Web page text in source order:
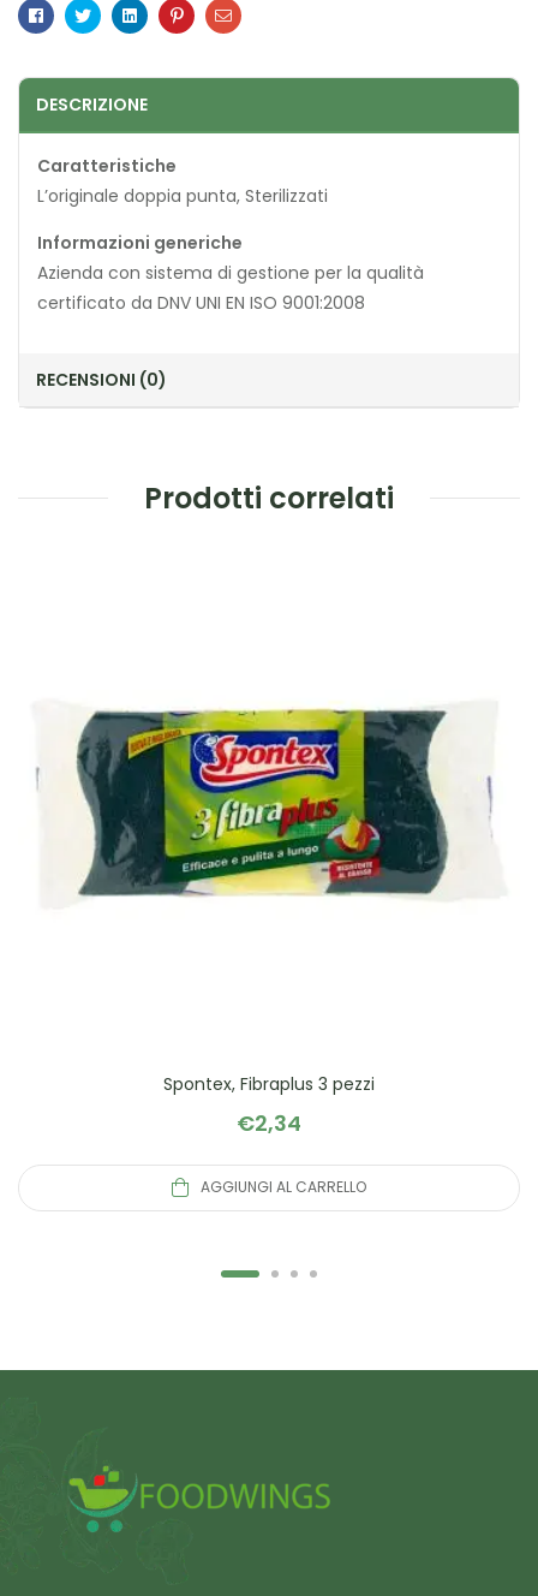
Facebook
TwitterLinkedinPinterestEmail
DESCRIZIONE
Caratteristiche
L’originale doppia punta, Sterilizzati
Informazioni generiche
Azienda con sistema di gestione per la qualità
certificato da DNV UNI EN ISO 9001:2008
RECENSIONI (0)
Prodotti correlati
Spontex, Fibraplus 3 pezzi
€2,34
AGGIUNGI AL CARRELLO